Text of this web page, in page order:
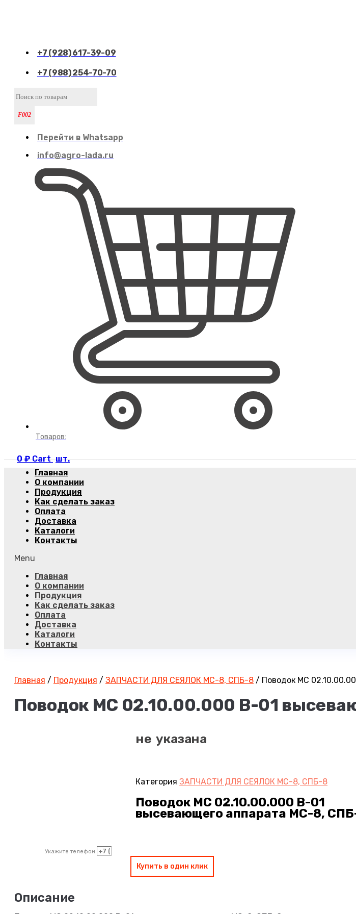
+7 (928) 617-39-09
+7 (988) 254-70-70
Перейти в Whatsapp
info@agro-lada.ru
Товаров:
0₽ Cart
Главная
О компании
Продукция
Как сделать заказ
Оплата
Доставка
Каталоги
Контакты
Menu
Главная
О компании
Продукция
Как сделать заказ
Оплата
Доставка
Каталоги
Контакты
Главная / Продукция / ЗАПЧАСТИ ДЛЯ СЕЯЛОК МС-8, СПБ-8 / Поводок МС
Поводок МС 02.10.00.000 В-01
не указана
Категория ЗАПЧАСТИ ДЛЯ СЕЯЛОК МС-8, СПБ-8
Поводок МС 02.10.00.000 В-01
высевающего аппарата МС-8,
Укажите телефон
Купить в один клик